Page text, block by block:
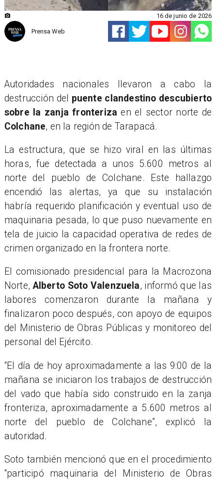
Prensa Web
16 de junio de 2026
Autoridades nacionales llevaron a cabo la
destrucción del puente clandestino descubierto
sobre la zanja fronteriza en el sector norte de
Colchane, en la región de Tarapacá.
La estructura, que se hizo viral en las últimas
horas, fue detectada a unos 5.600 metros al
norte del pueblo de Colchane. Este hallazgo
encendió las alertas, ya que su instalación
habría requerido planificación y eventual uso de
maquinaria pesada, lo que puso nuevamente en
tela de juicio la capacidad operativa de redes de
crimen organizado en la frontera norte.
El comisionado presidencial para la Macrozona
Norte,Alberto Soto Valenzuela, informó que las
labores comenzaron durante la mañana y
finalizaron poco después, con apoyo de equipos
del Ministerio de Obras Públicas y monitoreo del
personal del Ejército.
“El día de hoy aproximadamente a las 9:00 de la
mañana se iniciaron los trabajos de destrucción
del vado que había sido construido en la zanja
fronteriza, aproximadamente a 5.600 metros al
norte del pueblo de Colchane”, explicó la
autoridad.
Soto también mencionó que en el procedimiento
“participó maquinaria del Ministerio de Obras